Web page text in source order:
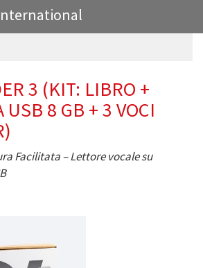
3 (KIT: LIBRO +
USB 8 GB + 3 VOCI
Facilitata – Lettore vocale su